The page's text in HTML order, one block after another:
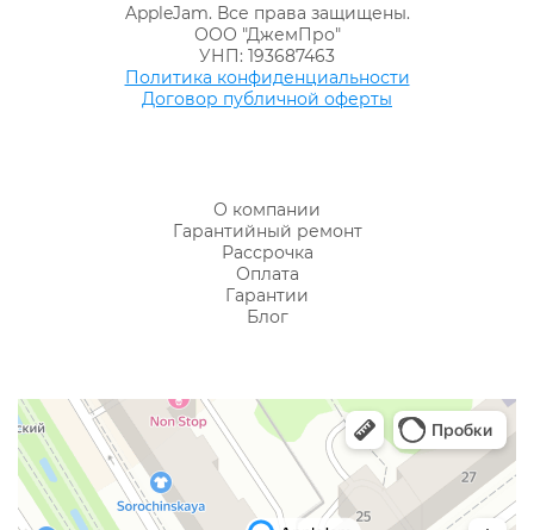
AppleJam. Все права защищены.
ООО "ДжемПро"
УНП: 193687463
Политика конфиденциальности
Договор публичной оферты
О компании
Гарантийный ремонт
Рассрочка
Оплата
Гарантии
Блог